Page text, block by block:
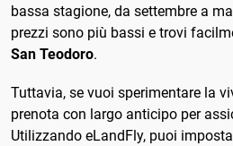
bassa stagione, da settembre a
prezzi sono più bassi e trovi
San Teodoro.
Tuttavia, se vuoi sperimentare la
prenota con largo anticipo per
Utilizzando eLandFly, puoi